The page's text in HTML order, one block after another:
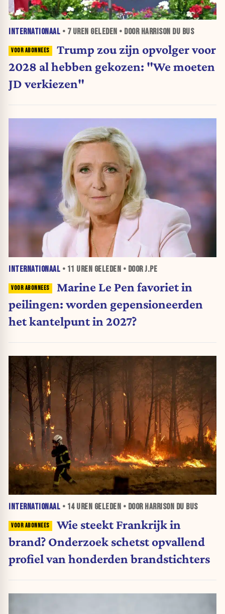
INTERNATIONAAL • 7 UREN GELEDEN • DOOR HARRISON DU BUS
Trump zou zijn opvolger voor
2028 al hebben gekozen: "We moeten
JD verkiezen"
INTERNATIONAAL • 11 UREN GELEDEN • DOOR J.PE
Marine Le Pen favoriet in
peilingen: worden gepensioneerden
het kantelpunt in 2027?
INTERNATIONAAL • 14 UREN GELEDEN • DOOR HARRISON DU BUS
Wie steekt Frankrijk in
brand? Onderzoek schetst opvallend
profiel van honderden brandstichters